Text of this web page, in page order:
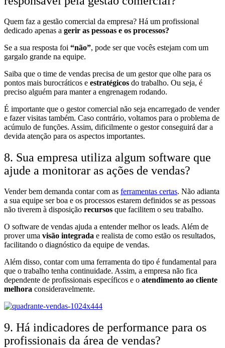
Quem faz a gestão comercial da empresa? Há um profissional
dedicado apenas a gerir as pessoas e os processos?
Se a sua resposta foi “não”, pode ser que vocês estejam com um
gargalo grande na equipe.
Saiba que o time de vendas precisa de um gestor que olhe para os
pontos mais burocráticos e estratégicos do trabalho. Ou seja, é
preciso alguém para manter a engrenagem rodando.
É importante que o gestor comercial não seja encarregado de vender
e fazer visitas também. Caso contrário, voltamos para o problema de
acúmulo de funções. Assim, dificilmente o gestor conseguirá dar a
devida atenção para os aspectos importantes.
8. Sua empresa utiliza algum software que
ajude a monitorar as ações de vendas?
Vender bem demanda contar com as ferramentas certas. Não adianta
a sua equipe ser boa e os processos estarem definidos se as pessoas
não tiverem à disposição recursos que facilitem o seu trabalho.
O software de vendas ajuda a entender melhor os leads. Além de
prover uma visão integrada e realista de como estão os resultados,
facilitando o diagnóstico da equipe de vendas.
Além disso, contar com uma ferramenta do tipo é fundamental para
que o trabalho tenha continuidade. Assim, a empresa não fica
dependente de profissionais específicos e o atendimento ao cliente
melhora consideravelmente.
9. Há indicadores de performance para os
profissionais da área de vendas?